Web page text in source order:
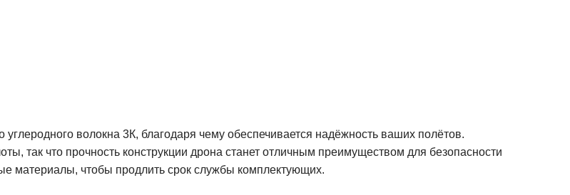
волокна 3К, благодаря чему обеспечивается надёжность ваших полётов.
так что прочность конструкции дрона станет отличным преимуществом для безопасности
материалы, чтобы продлить срок службы комплектующих.